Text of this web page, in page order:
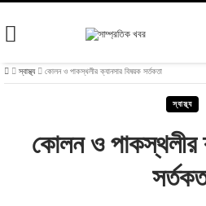
Skip
content
স্বাস্থ্য কোলন ও পাকস্থলীর ক্যানসার বিষয়ক সর্তকতা
স্বাস্থ্য
কোলন ও পাকস্থলীর